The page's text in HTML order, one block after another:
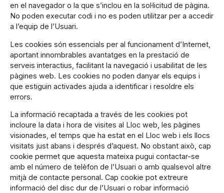
en el navegador o la que s’inclou en la sol·licitud de pàgina.
No poden executar codi i no es poden utilitzar per a accedir
a l’equip de l’Usuari.
Les cookies són essencials per al funcionament d’Internet,
aportant innombrables avantatges en la prestació de
serveis interactius, facilitant la navegació i usabilitat de les
pàgines web. Les cookies no poden danyar els equips i
que estiguin activades ajuda a identificar i resoldre els
errors.
La informació recaptada a través de les cookies pot
incloure la data i hora de visites al Lloc web, les pàgines
visionades, el temps que ha estat en el Lloc web i els llocs
visitats just abans i després d’aquest. No obstant això, cap
cookie permet que aquesta mateixa pugui contactar-se
amb el número de telèfon de l’Usuari o amb qualsevol altre
mitjà de contacte personal. Cap cookie pot extreure
informació del disc dur de l’Usuari o robar informació